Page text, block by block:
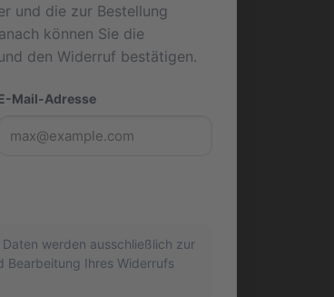
und die zur Bestellung
können Sie die
den Widerruf bestätigen.
Mail-Adresse
werden ausschließlich zur
Bearbeitung Ihres Widerrufs